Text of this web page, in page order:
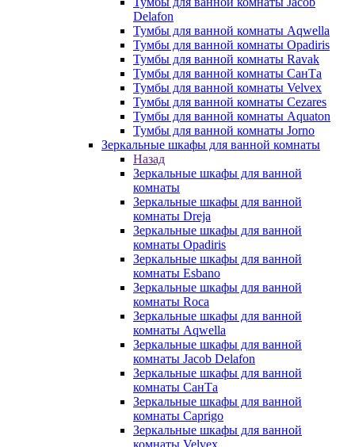
Delafon
Тумбы для ванной комнаты Aqwella
Тумбы для ванной комнаты Opadiris
Тумбы для ванной комнаты Ravak
Тумбы для ванной комнаты СанТа
Тумбы для ванной комнаты Velvex
Тумбы для ванной комнаты Cezares
Тумбы для ванной комнаты Aquaton
Тумбы для ванной комнаты Jorno
Зеркальные шкафы для ванной комнаты
Назад
Зеркальные шкафы для ванной
комнаты
Зеркальные шкафы для ванной
комнаты Dreja
Зеркальные шкафы для ванной
комнаты Opadiris
Зеркальные шкафы для ванной
комнаты Esbano
Зеркальные шкафы для ванной
комнаты Roca
Зеркальные шкафы для ванной
комнаты Aqwella
Зеркальные шкафы для ванной
комнаты Jacob Delafon
Зеркальные шкафы для ванной
комнаты СанТа
Зеркальные шкафы для ванной
комнаты Caprigo
Зеркальные шкафы для ванной
комнаты Velvex